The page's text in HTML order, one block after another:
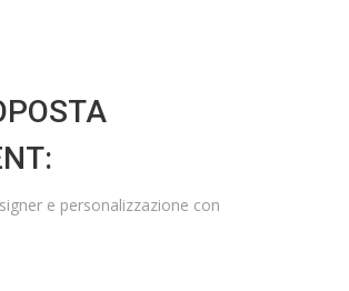
e personalizzazione con